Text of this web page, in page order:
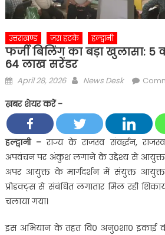
उत्तराखण्ड ज़रा हटके हल्द्वानी
फर्जी बिलिंग का बड़ा खुलासा: 5
64 लाख सरेंडर
Posted
April 28, 2026 Author
News Desk
ख़बर शेयर करें -
हल्द्वानी – राज्य के राजस्व संवर्द्धन,
अपवंचन पर अंकुश लगाने के उद्देश्य से आयुक्त
अपर आयुक्त के मार्गदर्शन में संयुक्त आयुक्त
प्रोडक्ट्स से संबंधित लगातार मिल रही
चलाया गया।
इस अभियान के तहत वि० अनु०शा० इकाई